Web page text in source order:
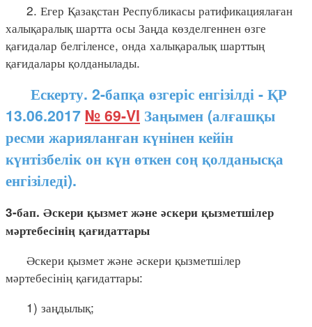
2. Егер Қазақстан Республикасы ратификациялаған
халықаралық шартта осы Заңда көзделгеннен өзге
қағидалар белгіленсе, онда халықаралық шарттың
қағидалары қолданылады.
Ескерту. 2-бапқа өзгеріс енгізілді - ҚР
13.06.2017 № 69-VI Заңымен (алғашқы
ресми жарияланған күнінен кейін
күнтізбелік он күн өткен соң қолданысқа
енгізіледі).
3-бап. Әскери қызмет және әскери қызметшілер
мәртебесінің қағидаттары
Әскери қызмет және әскери қызметшілер
мәртебесінің қағидаттары:
1) заңдылық;